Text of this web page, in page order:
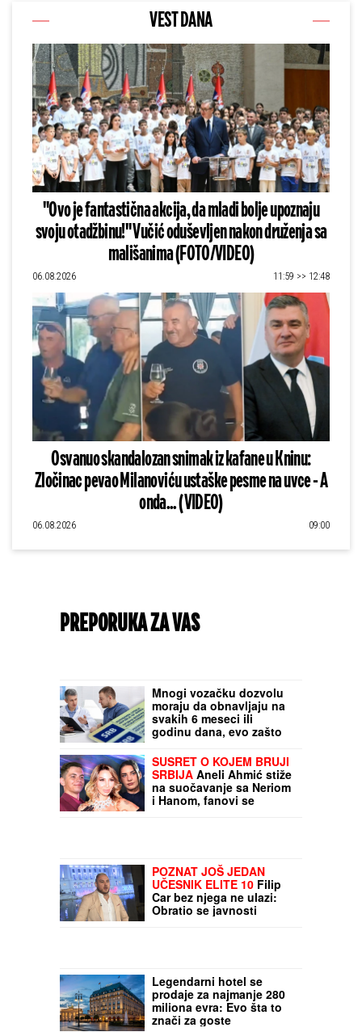
VEST DANA
"Ovo je fantastična akcija, da mladi bolje upoznaju
svoju otadžbinu!" Vučić oduševljen nakon druženja sa
mališanima (FOTO/VIDEO)
06.08.2026 11:59 >> 12:48
Osvanuo skandalozan snimak iz kafane u Kninu:
Zločinac pevao Milanoviću ustaške pesme na uvce - A
onda... (VIDEO)
06.08.2026 09:00
PREPORUKA ZA VAS
Mnogi vozačku dozvolu
moraju da obnavljaju na
svakih 6 meseci ili
godinu dana, evo zašto
i Hanom, fanovi se
nadaju da se u sve
umeša i Sita Ahmić